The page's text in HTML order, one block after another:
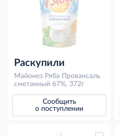
Раскупили
Майонез Ряба Провансаль
сметанный 67%, 372г
Сообщить
о поступлении